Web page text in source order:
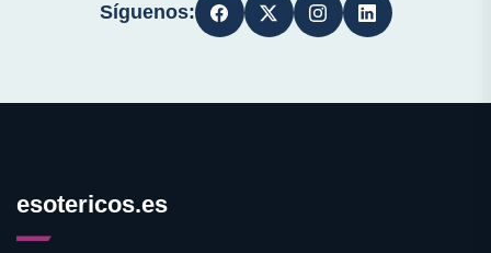
Síguenos:
esotericos.es